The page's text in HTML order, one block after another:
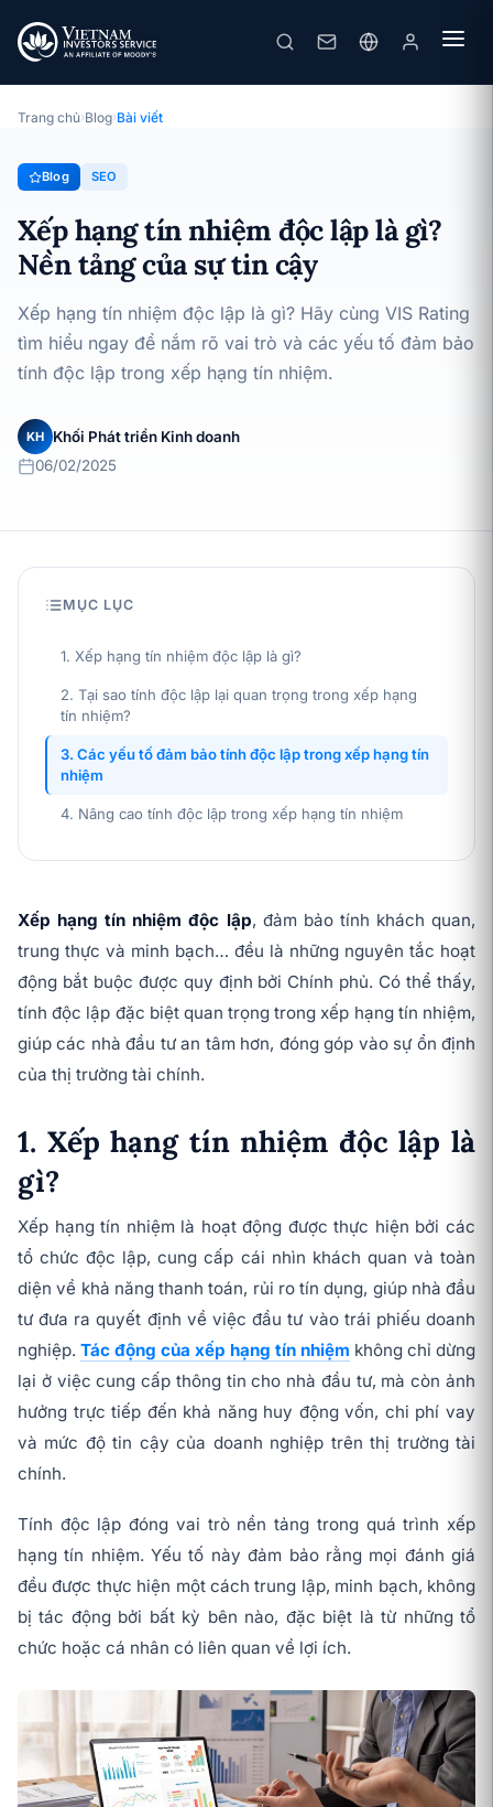
SEO · 06/02/2025
Trang chủ›Blog›Bài viết
Blog SEO
Xếp hạng tín nhiệm độc lập là gì?
Nền tảng của sự tin cậy
Xếp hạng tín nhiệm độc lập là gì? Hãy cùng VIS Rating
tìm hiểu ngay để nắm rõ vai trò và các yếu tố đảm bảo
tính độc lập trong xếp hạng tín nhiệm.
KH
Khối Phát triển Kinh doanh
06/02/2025
Xếp hạng tín nhiệm độc lập, đảm bảo tính khách quan,
trung thực và minh bạch… đều là những nguyên tắc hoạt
động bắt buộc được quy định bởi Chính phủ. Có thể thấy,
tính độc lập đặc biệt quan trọng trong xếp hạng tín nhiệm,
giúp các nhà đầu tư an tâm hơn, đóng góp vào sự ổn định
của thị trường tài chính.
1. Xếp hạng tín nhiệm độc lập là
gì?
Xếp hạng tín nhiệm là hoạt động được thực hiện bởi các
tổ chức độc lập, cung cấp cái nhìn khách quan và toàn
diện về khả năng thanh toán, rủi ro tín dụng, giúp nhà đầu
tư đưa ra quyết định về việc đầu tư vào trái phiếu doanh
nghiệp. Tác động của xếp hạng tín nhiệm không chỉ dừng
lại ở việc cung cấp thông tin cho nhà đầu tư, mà còn ảnh
hưởng trực tiếp đến khả năng huy động vốn, chi phí vay
và mức độ tin cậy của doanh nghiệp trên thị trường tài
chính.
Tính độc lập đóng vai trò nền tảng trong quá trình xếp
hạng tín nhiệm. Yếu tố này đảm bảo rằng mọi đánh giá
đều được thực hiện một cách trung lập, minh bạch, không
bị tác động bởi bất kỳ bên nào, đặc biệt là từ những tổ
chức hoặc cá nhân có liên quan về lợi ích.
MỤC LỤC
1. Xếp hạng tín nhiệm độc lập là gì?
2. Tại sao tính độc lập lại quan trọng trong xếp hạng
tín nhiệm?
3. Các yếu tố đảm bảo tính độc lập trong xếp hạng tín
nhiệm
4. Nâng cao tính độc lập trong xếp hạng tín nhiệm